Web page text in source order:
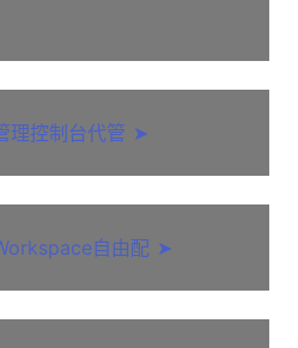
理控制台代管 ➤
自由配 ➤